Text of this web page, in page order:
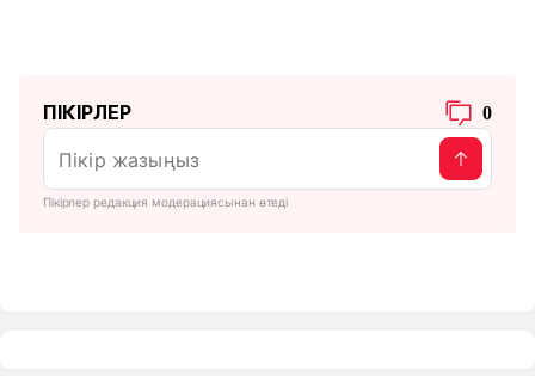
ПІКІРЛЕР 0
Пікірлер редакция модерациясынан өтеді